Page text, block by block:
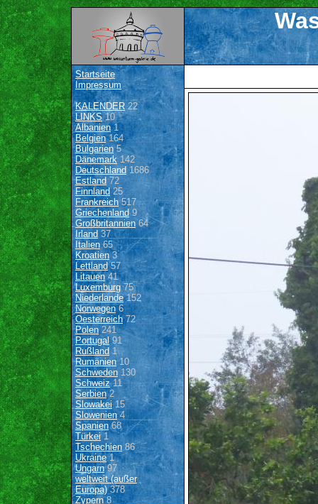
Startseite
Impressum
KALENDER22
LINKS10
Albanien1
Belgien164
Bulgarien 5
Dänemark142
Deutschland 1686
Estland 72
Finnland 25
Frankreich517
Griechenland9
Großbritannien64
Irland 37
Italien65
Kroatien3
Lettland57
Litauen41
Luxemburg 75
Niederlande152
Norwegen6
Oesterreich72
Polen 241
Portugal91
Rußland 1
Rumänien10
Schweden 130
Schweiz11
Serbien2
Slowakei15
Slowenien4
Spanien68
Türkei1
Tschechien 86
Ukraine1
Ungarn97
weltweit (außer
Europa)378
Zypern8